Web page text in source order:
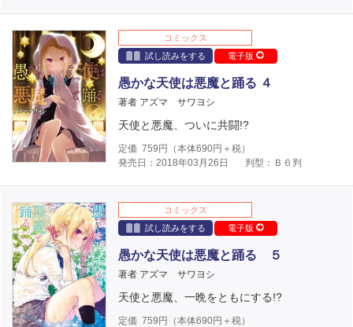
コミックス
試し読みをする
電子版
愚かな天使は悪魔と踊る ４
著者 アズマ サワヨシ
天使と悪魔、ついに共闘!?
定価 759 円（本体690円＋税）
発売日：2018年03月26日
判型：Ｂ６判
コミックス
試し読みをする
電子版
愚かな天使は悪魔と踊る ５
著者 アズマ サワヨシ
天使と悪魔、一晩をともにする!?
定価 759 円（本体690円＋税）